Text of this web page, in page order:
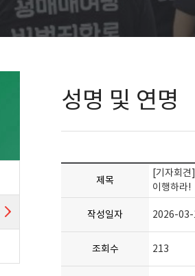
성명 및 연명
제목
[기자회견
이행하라!
작성일자 2026-03-
조회수 213